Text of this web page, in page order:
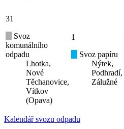
31
Svoz
komunálního
odpadu
Lhotka,
Nové
Těchanovice,
Vítkov
(Opava)
1
Svoz papíru
Nýtek,
Podhradí,
Zálužné
Kalendář svozu odpadu